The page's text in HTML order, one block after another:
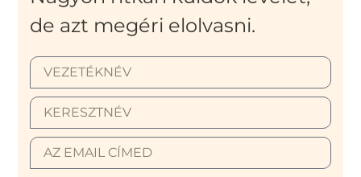
de azt megéri elolvasni.